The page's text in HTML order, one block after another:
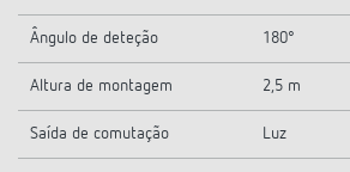
Ângulo de deteção 180°
Altura de montagem 2,5 m
Saída de comutação Luz